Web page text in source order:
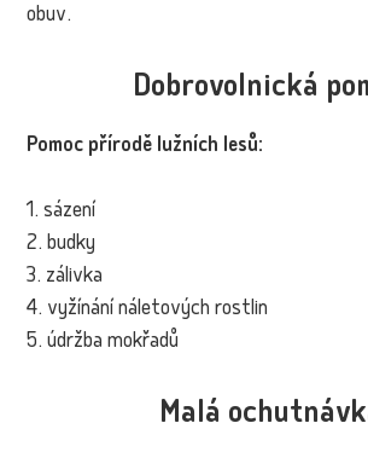
obuv.
Dobrovolnická
Pomoc přírodě lužních lesů:
1. sázení
2. budky
3. zálivka
4. vyžínání náletových rostlin
5. údržba mokřadů
Malá